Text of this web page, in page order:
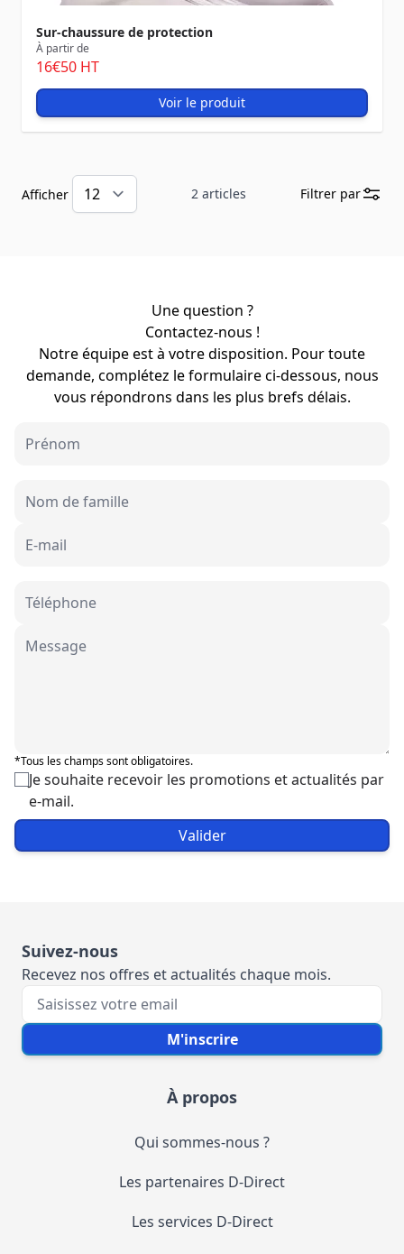
Sur-chaussure de protection
À partir de
16€50 HT
Voir le produit
2 articles
Afficher Filtrer par
Une question ?
Contactez-nous !
Notre équipe est à votre disposition. Pour toute
demande, complétez le formulaire ci-dessous, nous
vous répondrons dans les plus brefs délais.
*Tous les champs sont obligatoires.
Je souhaite recevoir les promotions et actualités par
e-mail.
Valider
Suivez-nous
Recevez nos offres et actualités chaque mois.
Votre e-mail M'inscrire
À propos
Qui sommes-nous ?
Les partenaires D-Direct
Les services D-Direct